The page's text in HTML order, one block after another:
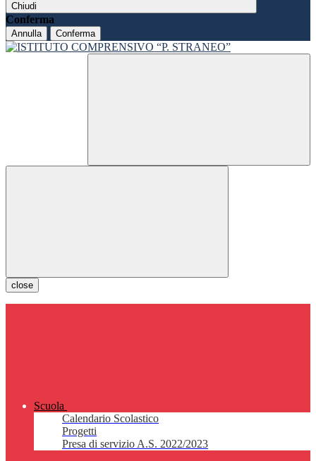
Chiudi
Conferma
Annulla Conferma
close
Scuola
Calendario Scolastico
Progetti
Presa di servizio A.S. 2022/2023